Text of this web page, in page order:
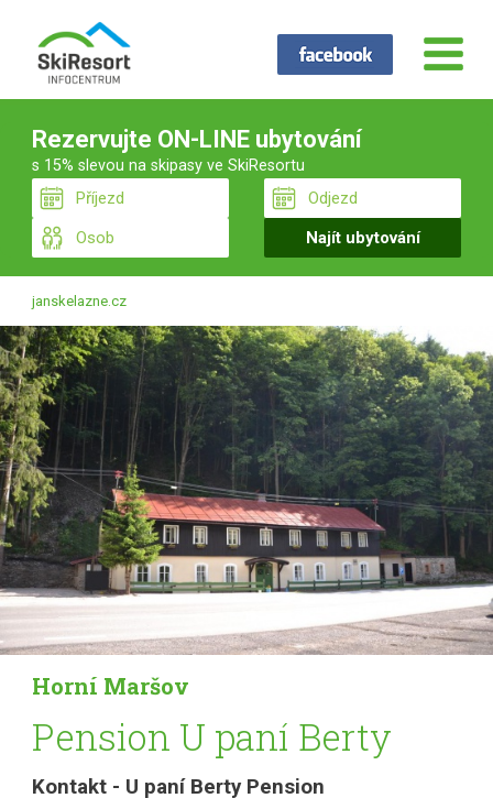
Rezervujte ON-LINE ubytování
s 15% slevou na skipasy ve SkiResortu
janskelazne.cz
Horní Maršov
Pension U paní Berty
Kontakt - U paní Berty Pension